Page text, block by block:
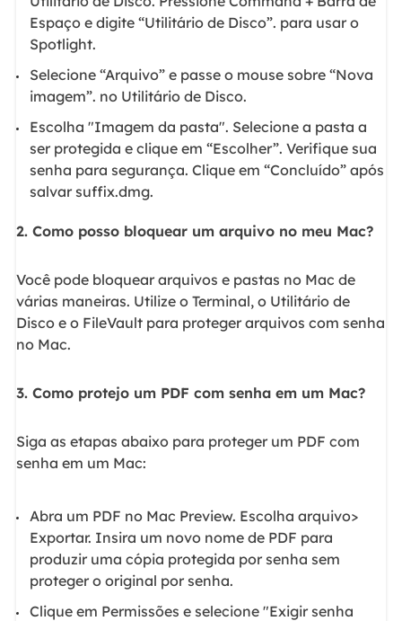
Espaço e digite “Utilitário de Disco”. para usar o
Spotlight.
Selecione “Arquivo” e passe o mouse sobre “Nova
imagem”. no Utilitário de Disco.
Escolha "Imagem da pasta". Selecione a pasta a
ser protegida e clique em “Escolher”. Verifique sua
senha para segurança. Clique em “Concluído” após
salvar suffix.dmg.
2. Como posso bloquear um arquivo no meu Mac?
Você pode bloquear arquivos e pastas no Mac de
várias maneiras. Utilize o Terminal, o Utilitário de
Disco e o FileVault para proteger arquivos com senha
no Mac.
3. Como protejo um PDF com senha em um Mac?
Siga as etapas abaixo para proteger um PDF com
senha em um Mac:
Abra um PDF no Mac Preview. Escolha arquivo>
Exportar. Insira um novo nome de PDF para
produzir uma cópia protegida por senha sem
proteger o original por senha.
Clique em Permissões e selecione "Exigir senha